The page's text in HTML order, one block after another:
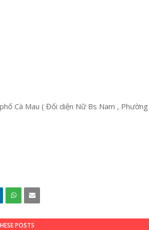
Cà Mau ( Đối diện Nữ Bs Nam , Phường
POSTS